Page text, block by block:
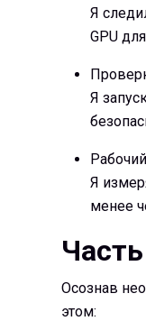
Я
GPU
Я
Я
менее
Осознав
этом: